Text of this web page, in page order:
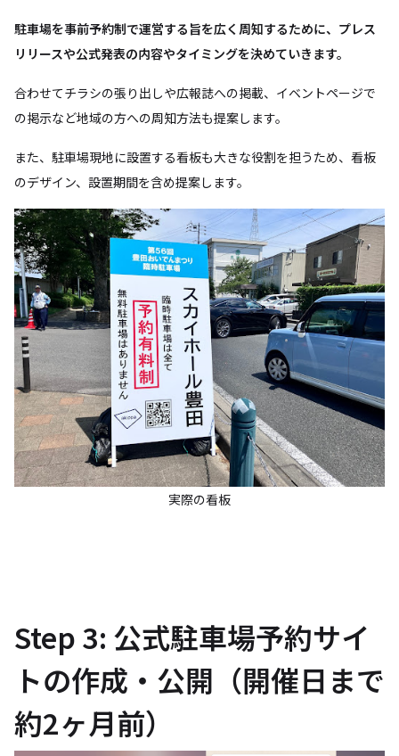
駐車場を事前予約制で運営する旨を広く周知するために、プレス
リリースや公式発表の内容やタイミングを決めていきます。
合わせてチラシの張り出しや広報誌への掲載、イベントページで
の掲示など地域の方への周知方法も提案します。
また、駐車場現地に設置する看板も大きな役割を担うため、看板
のデザイン、設置期間を含め提案します。
実際の看板
Step 3: 公式駐車場予約サイ
トの作成・公開（開催日まで
約2ヶ月前）